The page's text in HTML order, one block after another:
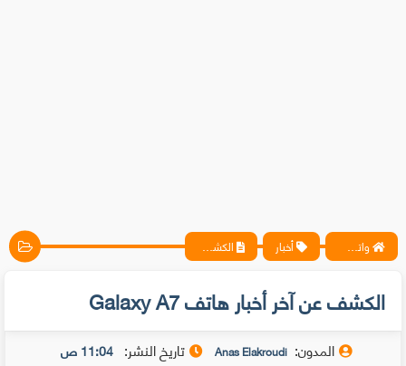
واتس آب ، فيسبوك ، أنترنت ، شروحات تقنية حصرية - المحترف أخبار الكشف عن آخر أخبار هاتف Galaxy A7
الكشف عن آخر أخبار هاتف Galaxy A7
المدون: Anas Elakroudi تاريخ النشر: 11:04 ص